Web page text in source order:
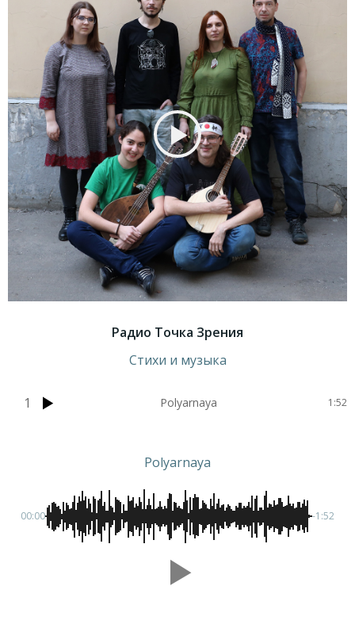
Радио Точка Зрения
Стихи и музыка
1 Polyarnaya 1:52
Polyarnaya
00:00 -1:52